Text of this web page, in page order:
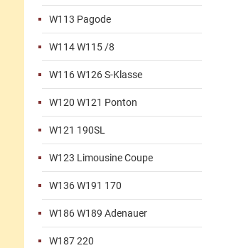
W113 Pagode
W114 W115 /8
W116 W126 S-Klasse
W120 W121 Ponton
W121 190SL
W123 Limousine Coupe
W136 W191 170
W186 W189 Adenauer
W187 220